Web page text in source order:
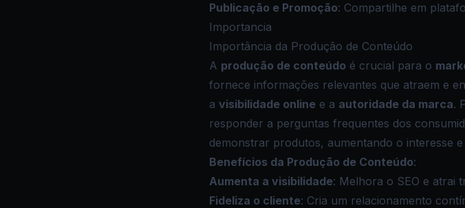
Publicação e Promoção: Compartilhe em
Importancia
Importância da Produção de Conteúdo
A produção de conteúdo é crucial para o
fornece informações relevantes que atraem e
a visibilidade online e a autoridade da marca.
responder a perguntas frequentes dos
demonstrar produtos, aumentando o interesse
Benefícios da Produção de Conteúdo:
Aumenta a visibilidade: Melhora o SEO e atrai
Fideliza o cliente: Cria um relacionamento